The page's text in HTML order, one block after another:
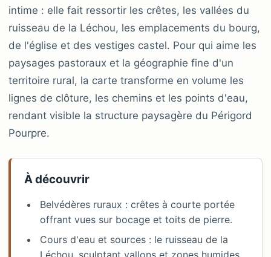
intime : elle fait ressortir les crêtes, les vallées du
ruisseau de la Léchou, les emplacements du bourg,
de l'église et des vestiges castel. Pour qui aime les
paysages pastoraux et la géographie fine d'un
territoire rural, la carte transforme en volume les
lignes de clôture, les chemins et les points d'eau,
rendant visible la structure paysagère du Périgord
Pourpre.
À découvrir
Belvédères ruraux : crêtes à courte portée
offrant vues sur bocage et toits de pierre.
Cours d'eau et sources : le ruisseau de la